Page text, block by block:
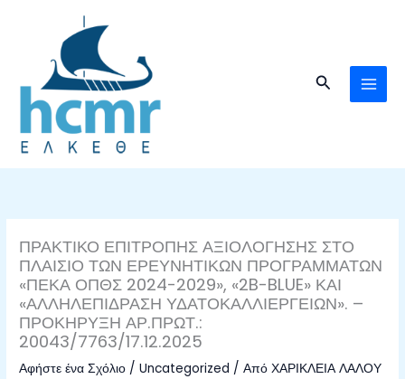
περιεχόμενο
Αναζήτηση
ΠΡΑΚΤΙΚΟ ΕΠΙΤΡΟΠΗΣ ΑΞΙΟΛΟΓΗΣΗΣ ΣΤΟ
ΠΛΑΙΣΙΟ ΤΩΝ ΕΡΕΥΝΗΤΙΚΩΝ ΠΡΟΓΡΑΜΜΑΤΩΝ
«ΠΕΚΑ ΟΠΘΣ 2024-2029», «2B-BLUE» ΚΑΙ
«ΑΛΛΗΛΕΠΙΔΡΑΣΗ ΥΔΑΤΟΚΑΛΛΙΕΡΓΕΙΩΝ». –
ΠΡΟΚΗΡΥΞΗ ΑΡ.ΠΡΩΤ.:
20043/7763/17.12.2025
Αφήστε ένα Σχόλιο /Uncategorized / ΑπόΧΑΡΙΚΛΕΙΑ ΛΑΛΟΥ